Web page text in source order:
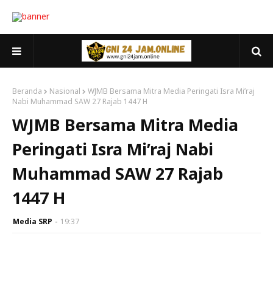
Beranda Nasional
WJMB Bersama Mitra Media Peringati Isra Mi’raj
Nabi Muhammad SAW 27 Rajab 1447 H
WJMB Bersama Mitra Media
Peringati Isra Mi’raj Nabi
Muhammad SAW 27 Rajab
1447 H
Media SRP 19:37